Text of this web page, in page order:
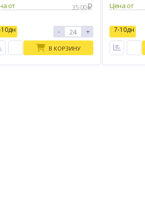
от 35.00
- +
В КОРЗИНУ
Цена от
7-10дн